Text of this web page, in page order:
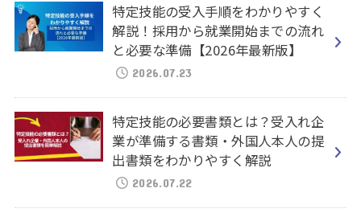
特定技能の受入手順をわかりやすく
解説！採用から就業開始までの流れ
と必要な準備【2026年最新版】
2026.07.23
特定技能の必要書類とは？受入れ企
業が準備する書類・外国人本人の提
出書類をわかりやすく解説
2026.07.22